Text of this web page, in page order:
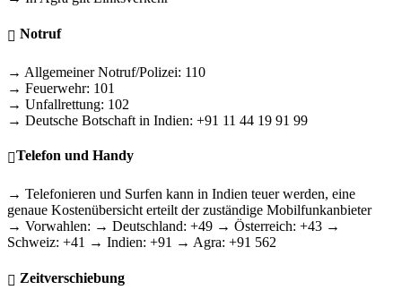
Notruf
→ Allgemeiner Notruf/Polizei: 110
→ Feuerwehr: 101
→ Unfallrettung: 102
→ Deutsche Botschaft in Indien: +91 11 44 19 91 99
Telefon und Handy
→ Telefonieren und Surfen kann in Indien teuer werden, eine
genaue Kostenübersicht erteilt der zuständige Mobilfunkanbieter
→ Vorwahlen: → Deutschland: +49 → Österreich: +43 →
Schweiz: +41 → Indien: +91 → Agra: +91 562
Zeitverschiebung